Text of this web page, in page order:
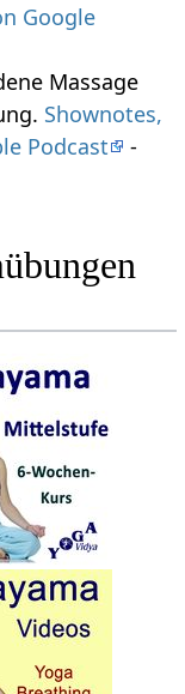
Google
Massage
Shownotes,
Podcast
-